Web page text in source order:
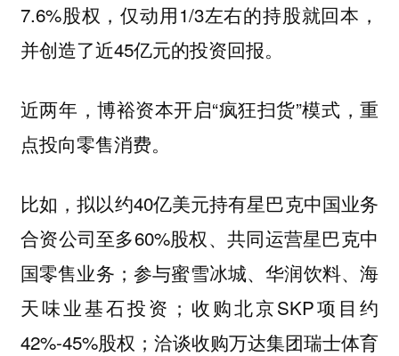
7.6%股权，仅动用1/3左右的持股就回本，
并创造了近45亿元的投资回报。
近两年，博裕资本开启“疯狂扫货”模式，重
点投向零售消费。
比如，拟以约40亿美元持有星巴克中国业务
合资公司至多60%股权、共同运营星巴克中
国零售业务；参与蜜雪冰城、华润饮料、海
天味业基石投资；收购北京SKP项目约
42%-45%股权；洽谈收购万达集团瑞士体育